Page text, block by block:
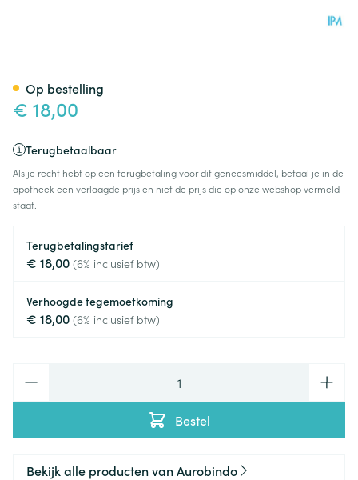
€ 18,00
Terugbetaalbaar
Als je recht hebt op een terugbetaling voor dit geneesmiddel, betaal je in de
apotheek een verlaagde prijs en niet de prijs die op onze webshop vermeld
staat.
Terugbetalingstarief
€ 18,00 (6% inclusief btw)
Verhoogde tegemoetkoming
€ 18,00 (6% inclusief btw)
Bestel
Op bestelling
Bekijk alle producten van Aurobindo